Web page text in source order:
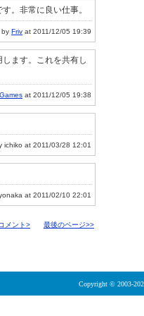
。非常に良い仕事。
by Friv at 2011/12/05 19:39
ます。これを共有し
at 2011/12/05 19:38
ichiko at 2011/03/28 12:01
at 2011/02/10 22:01
メント> 最後のページ>>
Copyright © 2003-